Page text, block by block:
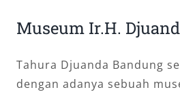
Museum Ir.H.
Tahura Djuanda Bandung
dengan adanya sebuah